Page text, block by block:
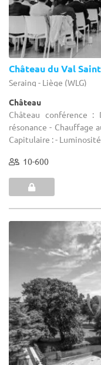
Château du Val
Seraing - Liège (WLG)
Château
Château conférence
résonance - Chauffage
Capitulaire : -
10-600